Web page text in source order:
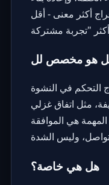
أكثر معنى - أقل
التحكم في النشوة
مثل اتفاق غزلي
هي الموافقة
هل هي خاصة؟